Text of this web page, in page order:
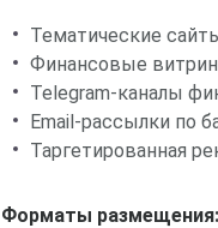
Тематические
Финансовые
Telegram-каналы
Email-рассылки по
Таргетированная
Форматы размещения: